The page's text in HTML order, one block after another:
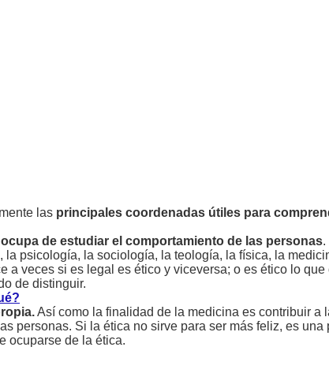
las principales coordenadas útiles para
de estudiar el comportamiento de las personas.
psicología, la sociología, la teología, la física, la
a veces si es legal es ético y viceversa; o es ético lo
de distinguir.
Así como la finalidad de la medicina es contribuir a
personas. Si la ética no sirve para ser más feliz, es
ocuparse de la ética.